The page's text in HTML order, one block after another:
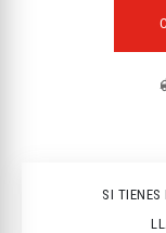
SI TIENES